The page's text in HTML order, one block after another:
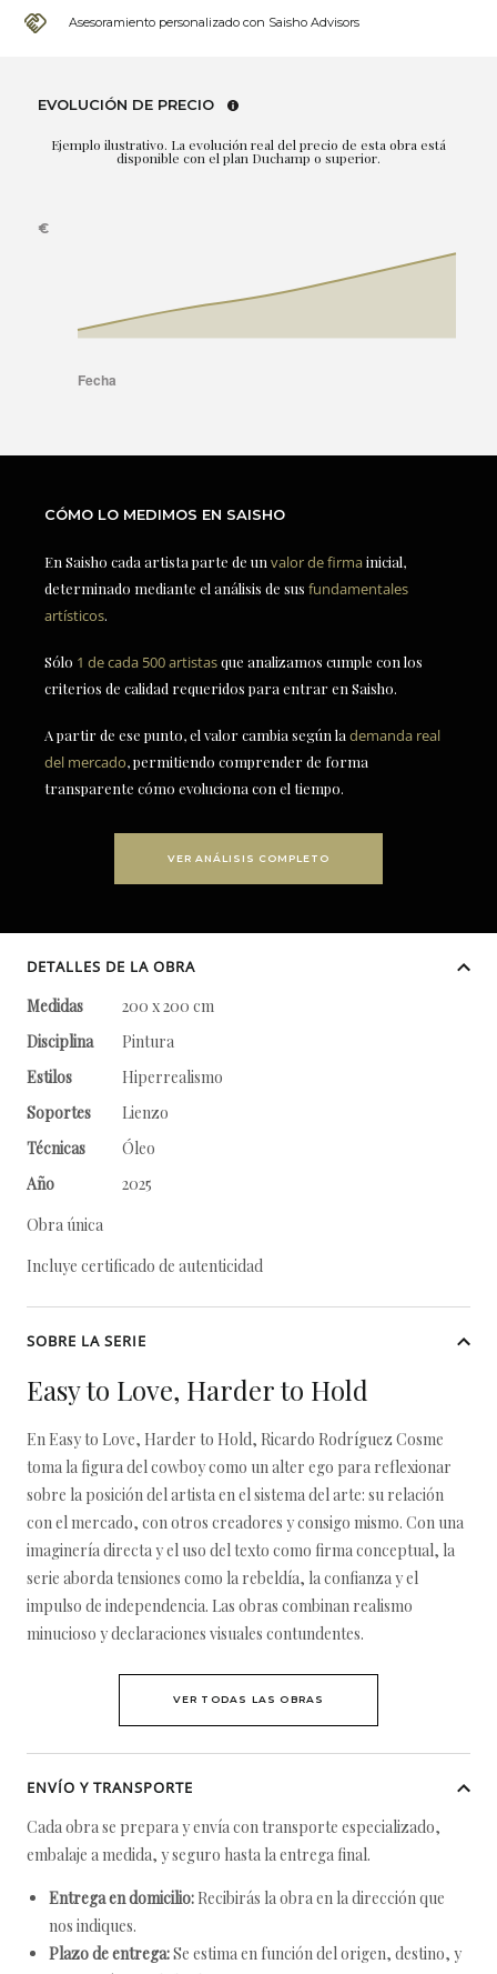
Asesoramiento personalizado con Saisho Advisors
EVOLUCIÓN DE PRECIO
Ejemplo ilustrativo. La evolución real del precio de esta obra está
disponible con el plan Duchamp o superior.
CÓMO LO MEDIMOS EN SAISHO
En Saisho cada artista parte de un valor de firmainicial,
determinado mediante el análisis de sus fundamentales
artísticos.
Sólo 1 de cada 500 artistasque analizamos cumple con los
criterios de calidad requeridos para entrar en Saisho.
A partir de ese punto, el valor cambia según la demanda real
del mercado, permitiendo comprender de forma
transparente cómo evoluciona con el tiempo.
VER ANÁLISIS COMPLETO
DETALLES DE LA OBRA
Medidas
200 x 200 cm
Disciplina
Pintura
Estilos
Hiperrealismo
Soportes
Lienzo
Técnicas
Óleo
Año
2025
Obra única
Incluye certificado de autenticidad
SOBRE LA SERIE
Easy to Love, Harder to Hold
En Easy to Love, Harder to Hold, Ricardo Rodríguez Cosme
toma la figura del cowboy como un alter ego para reflexionar
sobre la posición del artista en el sistema del arte: su relación
con el mercado, con otros creadores y consigo mismo. Con una
imaginería directa y el uso del texto como firma conceptual, la
serie aborda tensiones como la rebeldía, la confianza y el
impulso de independencia. Las obras combinan realismo
minucioso y declaraciones visuales contundentes.
VER TODAS LAS OBRAS
ENVÍO Y TRANSPORTE
Cada obra se prepara y envía con transporte especializado,
embalaje a medida, y seguro hasta la entrega final.
Entrega en domicilio: Recibirás la obra en la dirección que
nos indiques.
Plazo de entrega:Se estima en función del origen, destino, y